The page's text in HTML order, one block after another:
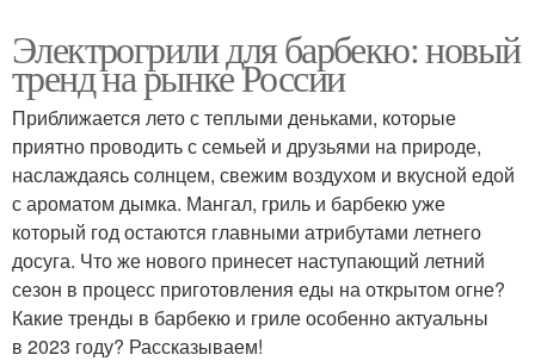
Электрогрили для барбекю: новый
тренд на рынке России
Приближается лето с теплыми деньками, которые
приятно проводить с семьей и друзьями на природе,
наслаждаясь солнцем, свежим воздухом и вкусной едой
с ароматом дымка. Мангал, гриль и барбекю уже
который год остаются главными атрибутами летнего
досуга. Что же нового принесет наступающий летний
сезон в процесс приготовления еды на открытом огне?
Какие тренды в барбекю и гриле особенно актуальны
в 2023 году? Рассказываем!